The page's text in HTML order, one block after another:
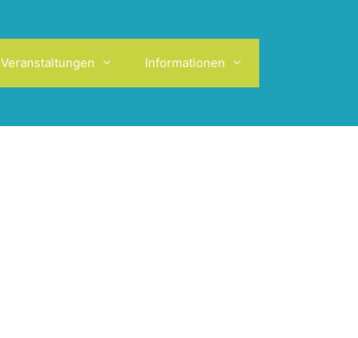
Veranstaltungen Informationen